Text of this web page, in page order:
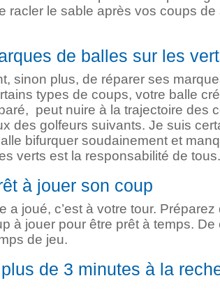
racler le sable après vos coups de
de balles sur les
sinon plus, de réparer ses
types de coups, votre balle
peut nuire à la trajectoire des
des golfeurs suivants. Je suis
bifurquer soudainement et
verts est la responsabilité de tous.
à jouer son coup
a joué, c’est à votre tour.
à jouer pour être prêt à temps. De
de jeu.
de 3 minutes à la